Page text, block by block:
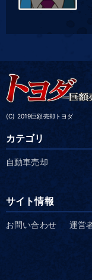
(C) 2019巨額売却トヨダ
カテゴリ
自動車売却
サイト情報
お問い合わせ 運営